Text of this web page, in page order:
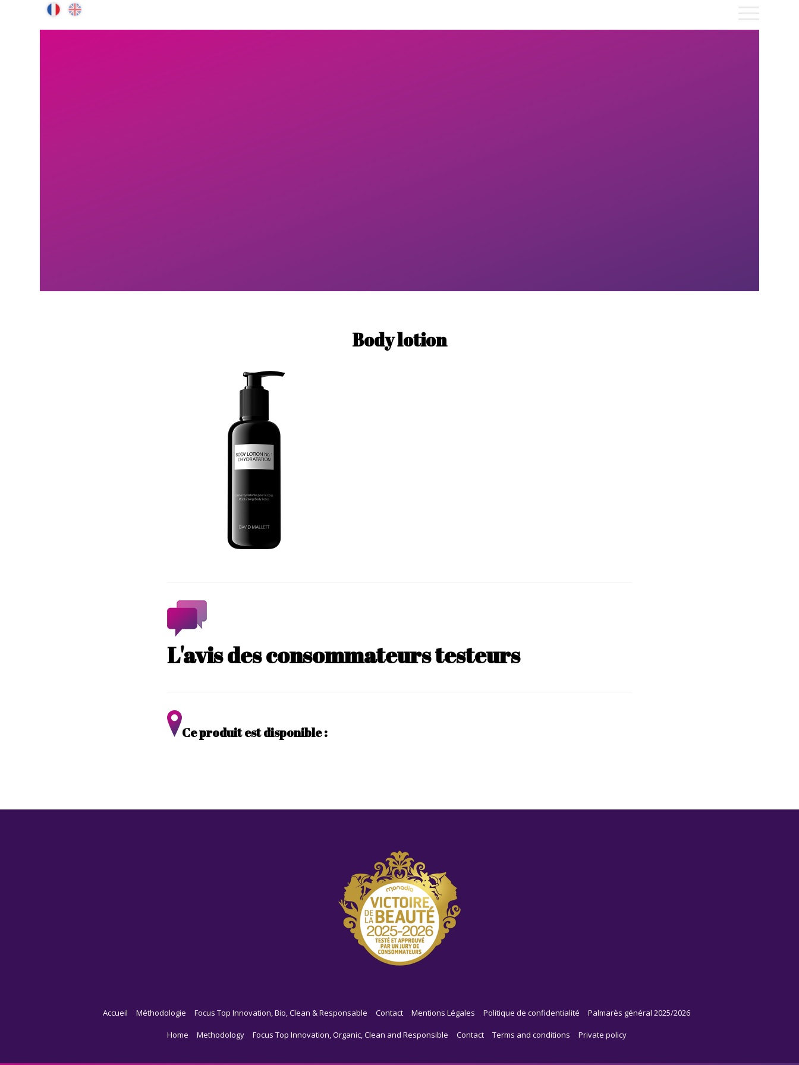
Body lotion
L'avis des consommateurs testeurs
Ce produit est disponible :
Accueil Méthodologie Focus Top Innovation, Bio, Clean & Responsable Contact Mentions Légales Politique de confidentialité Palmarès général 2025/2026
Home Methodology Focus Top Innovation, Organic, Clean and Responsible Contact Terms and conditions Private policy